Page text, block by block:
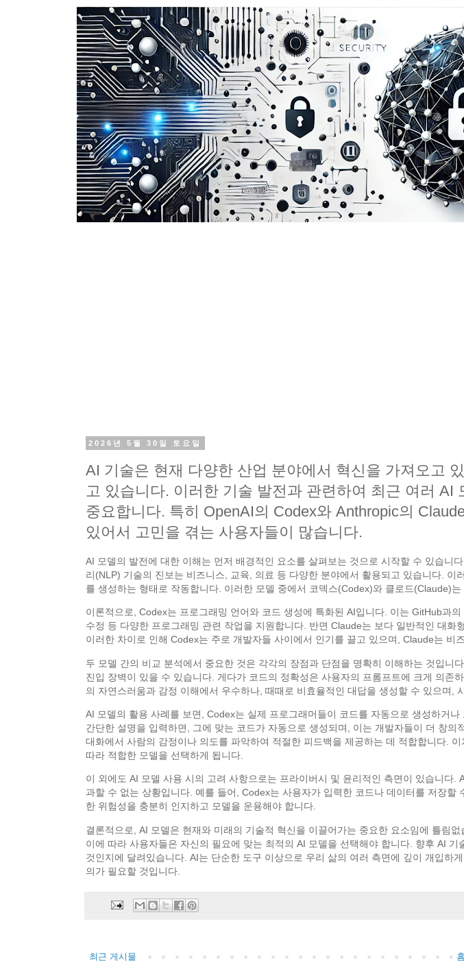
2026년 5월 30일 토요일
AI 기술은 현재 다양한 산업 분야에서 혁신을 가져오고
고 있습니다. 이러한 기술 발전과 관련하여 최근 여러
중요합니다. 특히 OpenAI의 Codex와 Anthropic의
있어서 고민을 겪는 사용자들이 많습니다.
AI 모델의 발전에 대한 이해는 먼저 배경적인 요소를 살펴보는 것으로 시작할 수 있습니
리(NLP) 기술의 진보는 비즈니스, 교육, 의료 등 다양한 분야에서 활용되고 있습니다.
를 생성하는 형태로 작동합니다. 이러한 모델 중에서 코덱스(Codex)와 클로드(Claude)
이론적으로, Codex는 프로그래밍 언어와 코드 생성에 특화된 AI입니다. 이는 GitHub과
수정 등 다양한 프로그래밍 관련 작업을 지원합니다. 반면 Claude는 보다 일반적인 대
이러한 차이로 인해 Codex는 주로 개발자들 사이에서 인기를 끌고 있으며, Claude는 비
두 모델 간의 비교 분석에서 중요한 것은 각각의 장점과 단점을 명확히 이해하는 것입
진입 장벽이 있을 수 있습니다. 게다가 코드의 정확성은 사용자의 프롬프트에 크게 의
의 자연스러움과 감정 이해에서 우수하나, 때때로 비효율적인 대답을 생성할 수 있으며
AI 모델의 활용 사례를 보면, Codex는 실제 프로그래머들이 코드를 자동으로 생성하거
간단한 설명을 입력하면, 그에 맞는 코드가 자동으로 생성되며, 이는 개발자들이 더 창
대화에서 사람의 감정이나 의도를 파악하여 적절한 피드백을 제공하는 데 적합합니다.
따라 적합한 모델을 선택하게 됩니다.
이 외에도 AI 모델 사용 시의 고려 사항으로는 프라이버시 및 윤리적인 측면이 있습니
과할 수 없는 상황입니다. 예를 들어, Codex는 사용자가 입력한 코드나 데이터를 저장
한 위험성을 충분히 인지하고 모델을 운용해야 합니다.
결론적으로, AI 모델은 현재와 미래의 기술적 혁신을 이끌어가는 중요한 요소임에 틀림
이에 따라 사용자들은 자신의 필요에 맞는 최적의 AI 모델을 선택해야 합니다. 향후 AI
것인지에 달려있습니다. AI는 단순한 도구 이상으로 우리 삶의 여러 측면에 깊이 개입
의가 필요할 것입니다.
최근 게시물 홈